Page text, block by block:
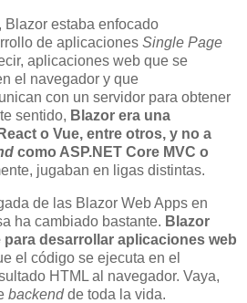
Blazor estaba enfocado
de aplicaciones Single Page
aplicaciones web que se
el navegador y que
con un servidor para obtener
sentido, Blazor era una
o Vue, entre otros, y no a
como ASP.NET Core MVC o
jugaban en ligas distintas.
de las Blazor Web Apps en
ha cambiado bastante. Blazor
desarrollar aplicaciones web
el código se ejecuta en el
HTML al navegador. Vaya,
backendde toda la vida.